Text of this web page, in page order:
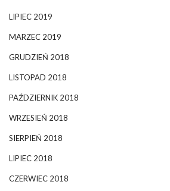
LIPIEC 2019
MARZEC 2019
GRUDZIEŃ 2018
LISTOPAD 2018
PAŹDZIERNIK 2018
WRZESIEŃ 2018
SIERPIEŃ 2018
LIPIEC 2018
CZERWIEC 2018